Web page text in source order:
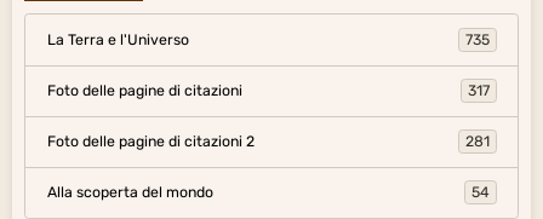
La Terra e l'Universo 735
Foto delle pagine di citazioni 317
Foto delle pagine di citazioni 2 281
Alla scoperta del mondo 54